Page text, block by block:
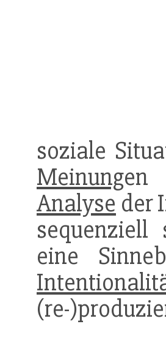
soziale
Meinungen
Analyse der
eine
(re-